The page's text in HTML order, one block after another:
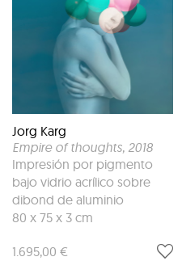
Jorg Karg
Empire of thoughts, 2018
Impresión por pigmento
bajo vidrio acrílico sobre
dibond de aluminio
80 x 75 x 3 cm
1.695,00 €